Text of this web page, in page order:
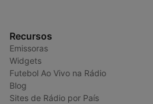
Recursos
Emissoras
Widgets
Futebol Ao Vivo na Rádio
Blog
Sites de Rádio por País